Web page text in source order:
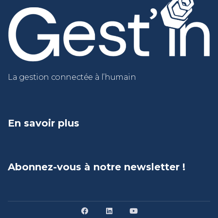
La gestion connectée à l’humain
En savoir plus
Abonnez-vous à notre newsletter !